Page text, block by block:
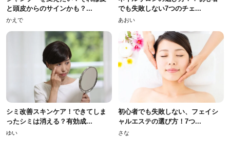
と頭皮からのサインかも？...
かえで
でも失敗しない7つのチェ...
あおい
シミ改善スキンケア！できてしま
ったシミは消える？有効成...
ゆい
初心者でも失敗しない、フェイシ
ャルエステの選び方！7つ...
さな